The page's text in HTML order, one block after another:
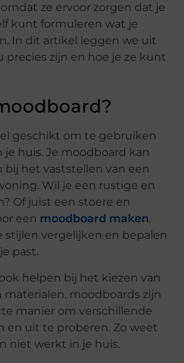
ze ervoor zorgen dat je
kunt formuleren wat je
In dit artikel leggen we uit
precies zijn en hoe je ze kunt
geschikt om te gebruiken
huis. Je moodboard kan
bij het vaststellen van een
Wil je een rustige en
Of juist een stoere en
een moodboard maken,
stijlen vergelijken en bepalen
past.
helpen bij het kiezen van
moodboards zijn
manier om verschillende
en uit te proberen. Zo weet
niet werkt in je huis.